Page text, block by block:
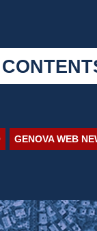
GENOVA WEB